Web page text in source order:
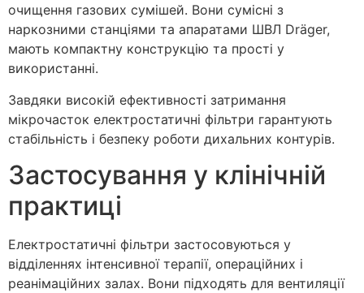
очищення газових сумішей. Вони сумісні з
наркозними станціями та апаратами ШВЛ Dräger,
мають компактну конструкцію та прості у
використанні.
Завдяки високій ефективності затримання
мікрочасток електростатичні фільтри гарантують
стабільність і безпеку роботи дихальних контурів.
Застосування у клінічній
практиці
Електростатичні фільтри застосовуються у
відділеннях інтенсивної терапії, операційних і
реанімаційних залах. Вони підходять для вентиляції